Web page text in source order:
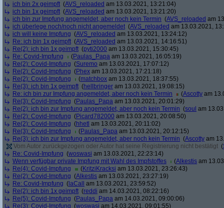
ich bin 2x geimpft (AVS_reloaded am 13.03.2021, 13:21:04)
ich bin 1x geimpft (AVS_reloaded am 13.03.2021, 13:21:20)
ich bin zur Impfung angemeldet, aber noch kein Termin (AVS_reloaded am
ich überlege noch/noch nicht angemeldet (AVS_reloaded am 13.03.2021,
ich will keine Impfung (AVS_reloaded am 13.03.2021, 13:24:12)
Re: ich bin 1x geimpft (AVS_reloaded am 13.03.2021, 14:16:51)
Re(2): ich bin 1x geimpft (pyti2000 am 13.03.2021, 15:30:45)
Re: Covid-Impfung
(Paulas_Papa am 13.03.2021, 16:05:19)
Re(2): Covid-Impfung (Suremo am 13.03.2021, 17:07:12)
Re(2): Covid-Impfung (Phex am 13.03.2021, 17:21:18)
Re(2): Covid-Impfung
(matchbox am 13.03.2021, 18:37:55)
Re(3): ich bin 1x geimpft (hellbringer am 13.03.2021, 19:08:15)
Re: ich bin zur Impfung angemeldet, aber noch kein Termin
(Ascotty am
Re(3): Covid-Impfung (Paulas_Papa am 13.03.2021, 20:01:29)
Re(2): ich bin zur Impfung angemeldet, aber noch kein Termin (soul am
Re(2): Covid-Impfung (Picard782000 am 13.03.2021, 20:08:50)
Re(2): Covid-Impfung (hhetl am 13.03.2021, 20:11:02)
Re(3): Covid-Impfung
(Paulas_Papa am 13.03.2021, 20:12:15)
Re(3): ich bin zur Impfung angemeldet, aber noch kein Termin (Ascotty am
Vom Autor zurückgezogen oder Autor hat seine Registrierung nicht bestätigt (
Re: Covid-Impfung (woswasi am 13.03.2021, 22:23:14)
Wenn verfügbar private Impfung mit Wahl des Impfstoffes
(Alkestis am
Re(4): Covid-Impfung
(KritziKracksi am 13.03.2021, 23:26:43)
Re(2): Covid-Impfung (Alkestis am 13.03.2021, 23:27:19)
Re: Covid-Impfung ( laCall
am 13.03.2021, 23:59:52)
Re(2): ich bin 1x geimpft (reddi am 14.03.2021, 08:22:16)
Re(5): Covid-Impfung (Paulas_Papa am 14.03.2021, 09:00:06)
Re(3): Covid-Impfung (woswasi am 14.03.2021, 09:01:55)